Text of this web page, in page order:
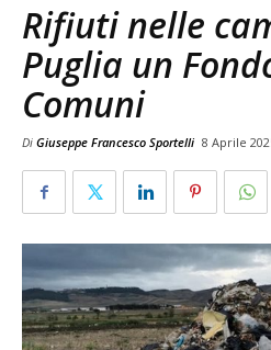
Rifiuti nelle
Puglia un
Comuni
Di Giuseppe Francesco Sportelli 8 Aprile